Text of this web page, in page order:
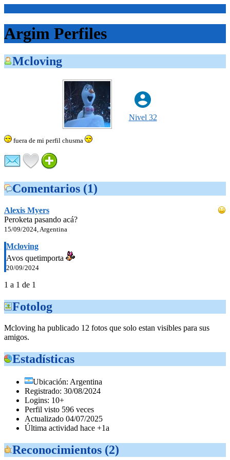
Argim Perfiles
Mcloving
Nivel 32
fuera de mi perfil chusma
Comentarios (1)
Alexis Myers
Peroketa pasando acá?
15/09/2024, Argentina
Mcloving
Avos quetimporta
20/09/2024
1 a 1 de 1
Fotolog
Mcloving ha publicado 12 fotos que solo estan visibles para sus
amigos.
Estadísticas
Ubicación: Argentina
Registrado: 30/08/2024
Logins: 10+
Perfil visto 596 veces
Actualizado 04/07/2025
Última actividad hace +1a
Reconocimientos (2)